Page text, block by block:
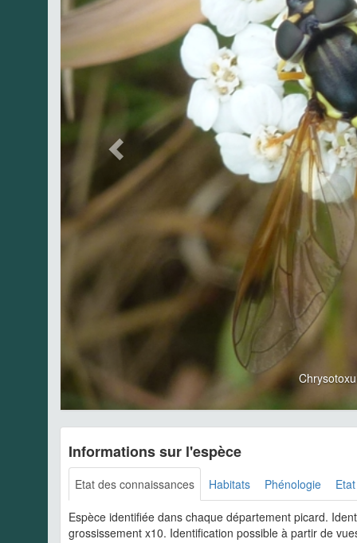
Informations sur l'espèce
Etat des connaissances Habitats Phénologie
Espèce identifiée dans chaque département picard.
grossissement x10. Identification possible à partir de